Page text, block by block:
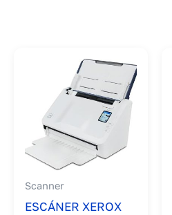
Scanner
ESCÁNER XEROX